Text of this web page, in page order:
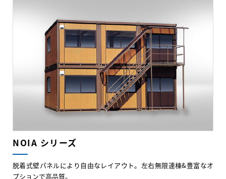
NOIA シリーズ
脱着式壁パネルにより自由なレイアウト。左右無限連棟&豊富なオ
プションで高品質。